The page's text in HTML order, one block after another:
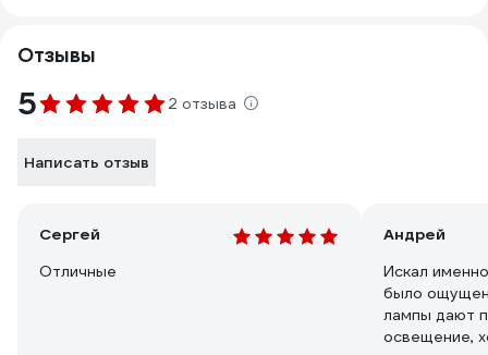
Отзывы
5 2 отзыва
Написать отзыв
Сергей
Отличные
Андрей
Искал
было
лампы дают
освещение,